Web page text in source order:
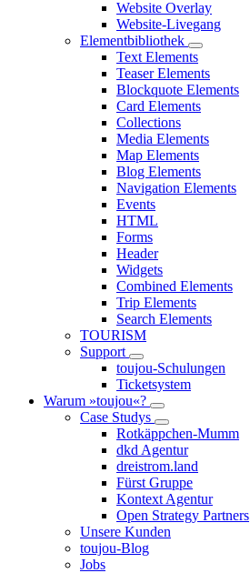
Website Overlay
Website-Livegang
Elementbibliothek
Text Elements
Teaser Elements
Blockquote Elements
Card Elements
Collections
Media Elements
Map Elements
Blog Elements
Navigation Elements
Events
HTML
Forms
Header
Widgets
Combined Elements
Trip Elements
Search Elements
TOURISM
Support
toujou-Schulungen
Ticketsystem
Warum »toujou«?
Case Studys
Rotkäppchen-Mumm
dkd Agentur
dreistrom.land
Fürst Gruppe
Kontext Agentur
Open Strategy Partners
Unsere Kunden
toujou-Blog
Jobs